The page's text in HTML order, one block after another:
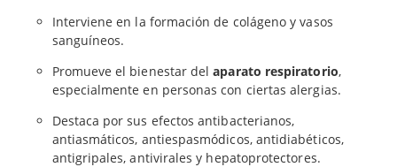
Interviene en la formación de colágeno y vasos
sanguíneos.
Promueve el bienestar delaparato respiratorio,
especialmente en personas con ciertas alergias.
Destaca por sus efectos antibacterianos,
antiasmáticos, antiespasmódicos, antidiabéticos,
antigripales, antivirales y hepatoprotectores.